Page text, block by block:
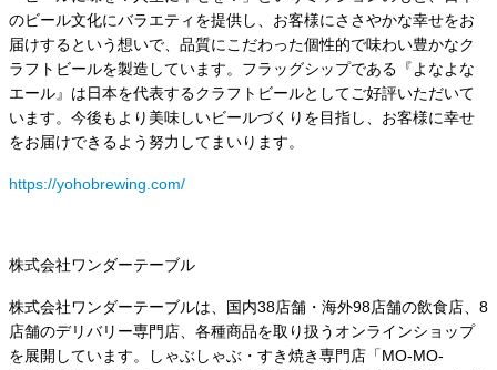
のビール文化にバラエティを提供し、お客様にささやかな幸せをお
届けするという想いで、品質にこだわった個性的で味わい豊かなク
ラフトビールを製造しています。フラッグシップである『よなよな
エール』は日本を代表するクラフトビールとしてご好評いただいて
います。今後もより美味しいビールづくりを目指し、お客様に幸せ
をお届けできるよう努力してまいります。
https://yohobrewing.com/
株式会社ワンダーテーブル
株式会社ワンダーテーブルは、国内38店舗・海外98店舗の飲食店、8
店舗のデリバリー専門店、各種商品を取り扱うオンラインショップ
を展開しています。しゃぶしゃぶ・すき焼き専門店「MO-MO-